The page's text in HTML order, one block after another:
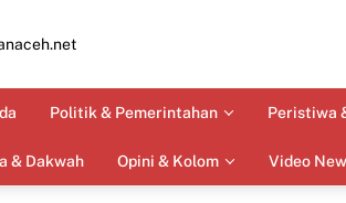
Politik & Pemerintahan Peristiwa
& Dakwah Opini & Kolom Video